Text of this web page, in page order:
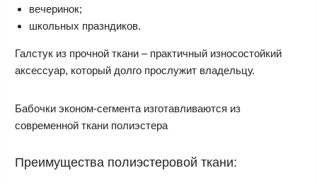
вечеринок;
школьных празндиков.
Галстук из прочной ткани – практичный износостойкий
аксессуар, который долго прослужит владельцу.
Бабочки эконом-сегмента изготавливаются из
современной ткани полиэстера
Преимущества полиэстеровой ткани: